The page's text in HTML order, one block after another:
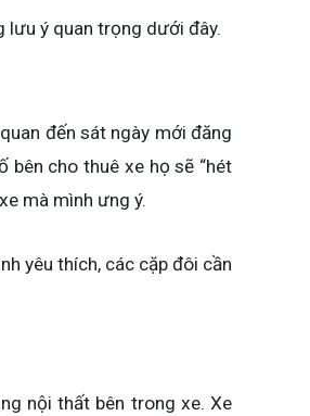
lưu ý quan trọng dưới đây.
đến sát ngày mới đăng
cho thuê xe họ sẽ “hét
mà mình ưng ý.
yêu thích, các cặp đôi cần
nội thất bên trong xe. Xe